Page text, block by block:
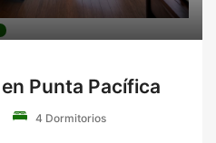
Punta Pacífica
4 Dormitorios